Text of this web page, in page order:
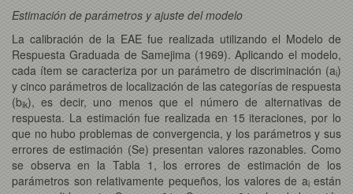
Estimación de parámetros y ajuste del modelo
La calibración de la EAE fue realizada utilizando el Modelo de
Respuesta Graduada de Samejima (1969). Aplicando el modelo,
cada ítem se caracteriza por un parámetro de discriminación (ai)
y cinco parámetros de localización de las categorías de respuesta
(bik), es decir, uno menos que el número de alternativas de
respuesta. La estimación fue realizada en 15 iteraciones, por lo
que no hubo problemas de convergencia, y los parámetros y sus
errores de estimación (Se) presentan valores razonables. Como
se observa en la Tabla 1, los errores de estimación de los
parámetros son relativamente pequeños, los valores de aiestán